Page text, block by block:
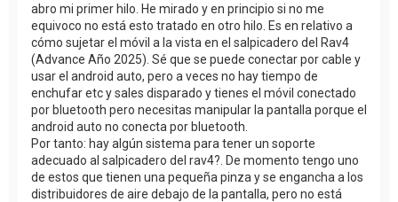
abro mi primer hilo. He mirado y en principio si no me
equivoco no está esto tratado en otro hilo. Es en relativo a
cómo sujetar el móvil a la vista en el salpicadero del Rav4
(Advance Año 2025). Sé que se puede conectar por cable y
usar el android auto, pero a veces no hay tiempo de
enchufar etc y sales disparado y tienes el móvil conectado
por bluetooth pero necesitas manipular la pantalla porque el
android auto no conecta por bluetooth.
Por tanto: hay algún sistema para tener un soporte
adecuado al salpicadero del rav4?. De momento tengo uno
de estos que tienen una pequeña pinza y se engancha a los
distribuidores de aire debajo de la pantalla, pero no está